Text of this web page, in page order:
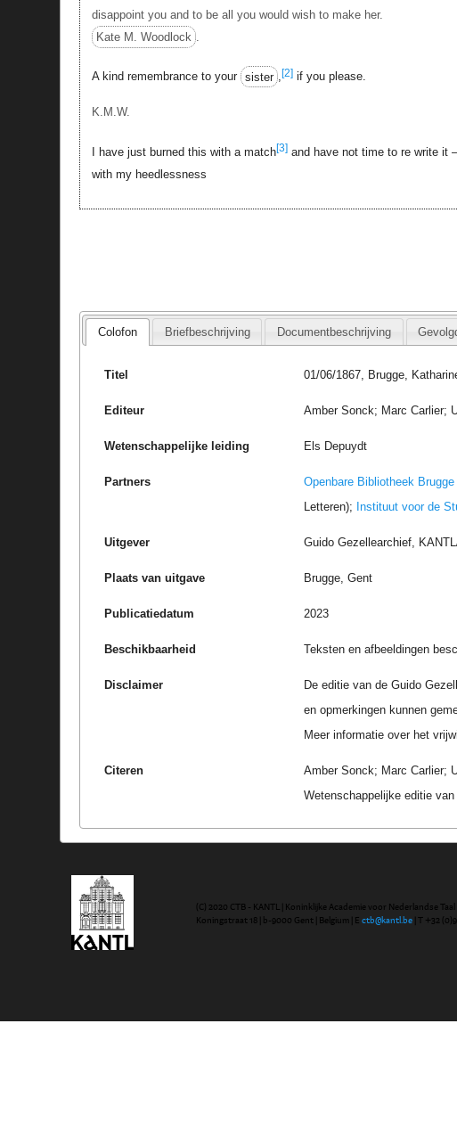
disappoint you and to be all you would wish to make her.
Kate M. Woodlock .
A kind remembrance to your sister ,[2]if you please.
K.M.W.
I have just burned this with a match[3]and have not time to re write it
with my heedlessness
Colofon Briefbeschrijving Documentbeschrijving
Titel 01/06/1867, Brugge,
Editeur Amber Sonck; Marc Carlier;
Wetenschappelijke leiding Els Depuydt
Partners Openbare Bibliotheek Brugge
Letteren); Instituut voor de
Uitgever Guido Gezellearchief,
Plaats van uitgave Brugge, Gent
Publicatiedatum 2023
Beschikbaarheid Teksten en afbeeldingen
Disclaimer
De editie van de Guido
en opmerkingen kunnen
Meer informatie over het
Citeren
Amber Sonck; Marc Carlier;
Wetenschappelijke editie
(C) 2020 CTB - KANTL | Koninklijke Academie voor Nederlandse
Koningstraat 18 | b-9000 Gent | Belgium | Ectb@kantl.be | T +32